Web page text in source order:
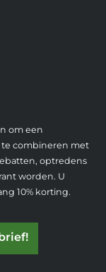
om een
combineren met
optredens
worden. U
10% korting.